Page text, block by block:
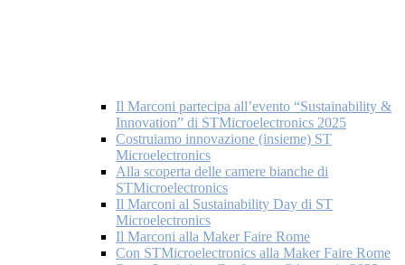
Il Marconi partecipa all’evento “Sustainability &
Innovation” di STMicroelectronics 2025
Costruiamo innovazione (insieme) ST
Microelectronics
Alla scoperta delle camere bianche di
STMicroelectronics
Il Marconi al Sustainability Day di ST
Microelectronics
Il Marconi alla Maker Faire Rome
Con STMicroelectronics alla Maker Faire Rome